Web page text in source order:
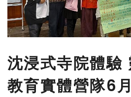
沈浸式寺院體驗
教育實體營隊6